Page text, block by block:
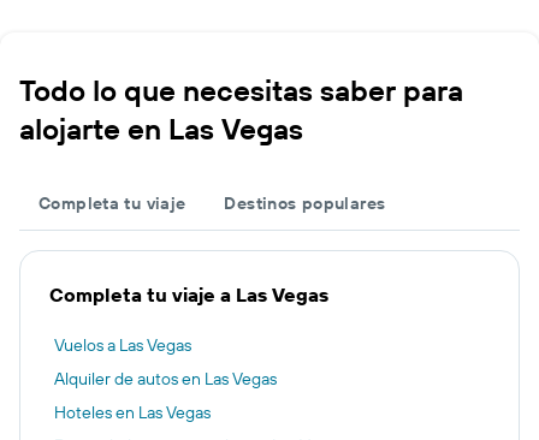
Todo lo que necesitas saber para
alojarte en Las Vegas
Completa tu viaje Destinos populares
Completa tu viaje a Las Vegas
Vuelos a Las Vegas
Alquiler de autos en Las Vegas
Hoteles en Las Vegas